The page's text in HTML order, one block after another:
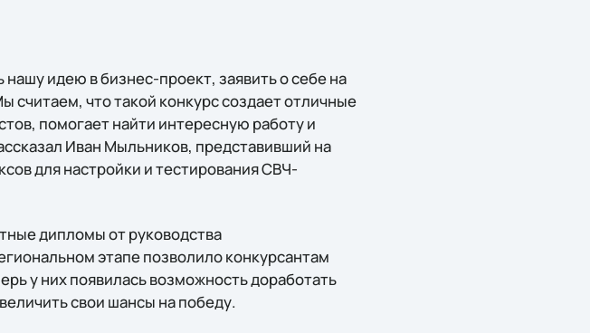
идею в бизнес-проект, заявить о себе на
что такой конкурс создает отличные
помогает найти интересную работу и
Иван Мыльников, представивший на
для настройки и тестирования СВЧ-
дипломы от руководства
этапе позволило конкурсантам
у них появилась возможность доработать
свои шансы на победу.